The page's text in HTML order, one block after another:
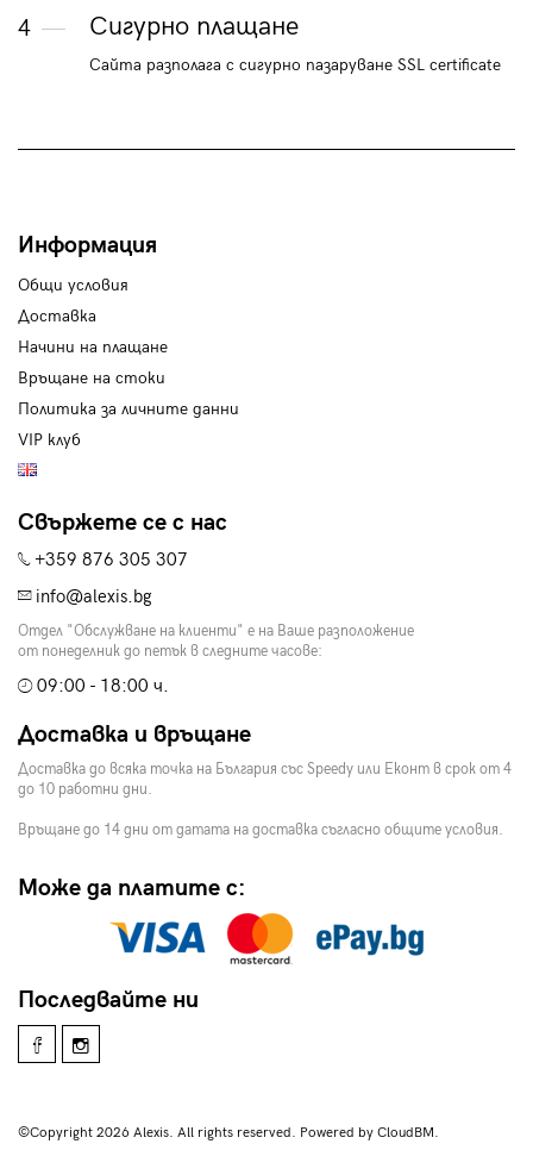
4 Сигурно плащане
Сайта разполага с сигурно пазаруване SSL certificate
Информация
Общи условия
Доставка
Начини на плащане
Връщане на стоки
Политика за личните данни
VIP клуб
Свържете се с нас
+359 876 305 307
info@alexis.bg
Отдел "Обслужване на клиенти" е на Ваше разположение
от понеделник до петък в следните часове:
09:00 - 18:00 ч.
Доставка и връщане
Доставка до всяка точка на България със Speedy или Еконт в срок от 4
до 10 работни дни.
Връщане до 14 дни от датата на доставка съгласно общите условия.
Може да платите с:
Последвайте ни
©Copyright 2026 Alexis. All rights reserved. Powered by CloudBM.